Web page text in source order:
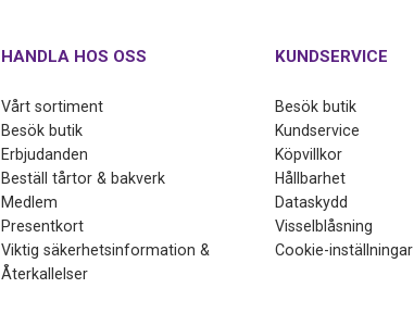
HANDLA HOS OSS
Vårt sortiment
Besök butik
Erbjudanden
Beställ tårtor & bakverk
Medlem
Presentkort
Viktig säkerhetsinformation &
Återkallelser
KUNDSERVICE
Besök butik
Kundservice
Köpvillkor
Hållbarhet
Dataskydd
Visselblåsning
Cookie-inställningar